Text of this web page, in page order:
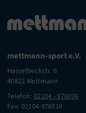
mettmann-sport e.V.
Hasselbeckstr. 6
40822 Mettmann
Telefon: 02104 - 976006
Fax: 02104-976018